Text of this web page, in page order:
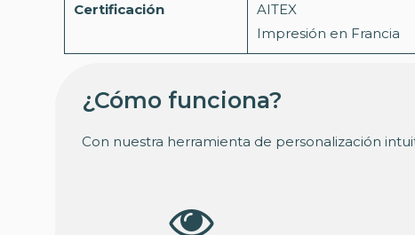
Certificación
AITEX
Impresión en Francia
¿Cómo funciona?
Con nuestra herramienta de personalización